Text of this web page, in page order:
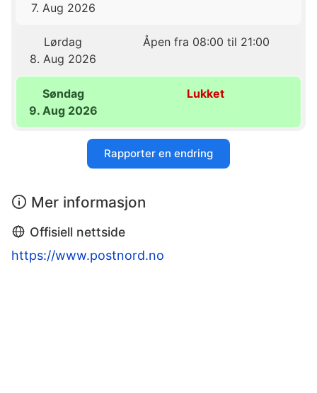
7. Aug 2026
Lørdag
8. Aug 2026
Åpen fra 08:00 til 21:00
Søndag
9. Aug 2026
Lukket
Rapporter en endring
Mer informasjon
Offisiell nettside
https://www.postnord.no